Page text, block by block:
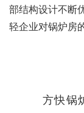
部结构设计不断
轻企业对锅炉房
方快锅